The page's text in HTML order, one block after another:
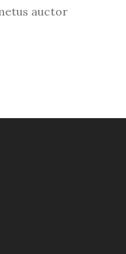
auctor